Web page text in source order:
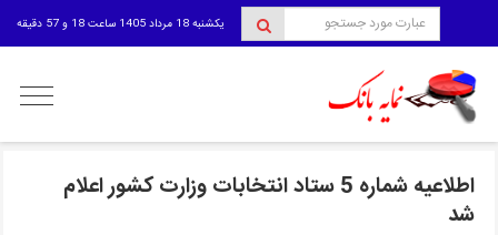
یکشنبه 18 مرداد 1405 ساعت 18 و 57 دقیقه
منوی
اطلاعیه شماره 5 ستاد انتخابات وزارت کشور اعلام
شد